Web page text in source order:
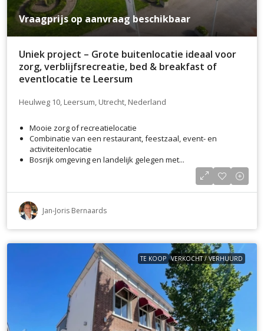
Vraagprijs op aanvraag beschikbaar
Uniek project – Grote buitenlocatie ideaal voor
zorg, verblijfsrecreatie, bed & breakfast of
eventlocatie te Leersum
Heulweg 10, Leersum, Utrecht, Nederland
Mooie zorg of recreatielocatie
Combinatie van een restaurant, feestzaal, event- en
activiteitenlocatie
Bosrijk omgeving en landelijk gelegen met...
Jan-Joris Bernaards
TE KOOP VERKOCHT / VERHUURD